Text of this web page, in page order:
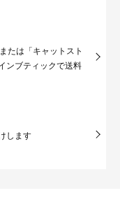
たは「キャットスト
ンブティックで送料
します